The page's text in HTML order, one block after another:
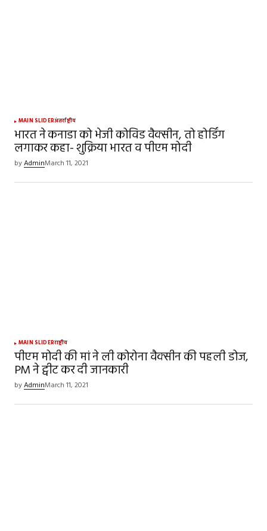
MAIN SLIDERअंतर्राष्ट्रीय
भारत ने कनाडा को भेजी कोविड वैक्सीन, तो होर्डिंग
लगाकर कहा- शुक्रिया भारत व पीएम मोदी
byAdminMarch 11, 2021
MAIN SLIDERराष्ट्रीय
पीएम मोदी की मां ने ली कोरोना वैक्सीन की पहली डोज,
PM ने ट्वीट कर दी जानकारी
byAdminMarch 11, 2021